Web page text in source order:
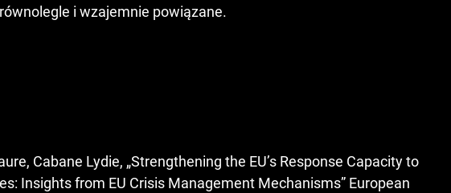
i wzajemnie powiązane.
Cabane Lydie, „Strengthening the EU’s Response Capacity to
Insights from EU Crisis Management Mechanisms” European